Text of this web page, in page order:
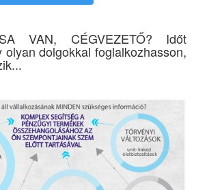
VAN, CÉGVEZETŐ? Időt
olyan dolgokkal foglalkozhasson,